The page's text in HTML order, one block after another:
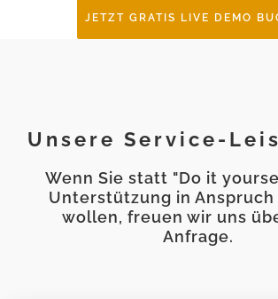
JETZT GRATIS LIVE DEMO
Unsere Service-
Wenn Sie statt "Do it
Unterstützung in Anspruch
wollen, freuen wir uns
Anfrage.